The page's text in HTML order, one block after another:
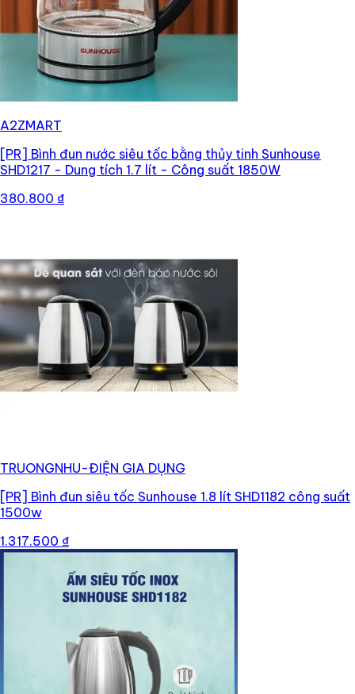
A2ZMART
[PR] Bình đun nước siêu tốc bằng thủy tinh Sunhouse
SHD1217 - Dung tích 1.7 lít - Công suất 1850W
380.800 ₫
TRUONGNHU-ĐIỆN GIA DỤNG
[PR] Bình đun siêu tốc Sunhouse 1.8 lít SHD1182 công suất
1500w
1.317.500 ₫